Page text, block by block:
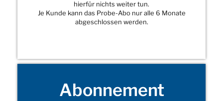
hierfür nichts weiter tun.
Je Kunde kann das Probe-Abo nur alle 6 Monate
abgeschlossen werden.
Abonnement